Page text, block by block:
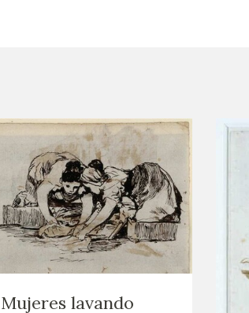
PRENSA
BLOG CUADERNO
ITALIANO
EL VIAJE DE GOYA
CATÁLOGO
GOYA EN EL
Mujeres lavando